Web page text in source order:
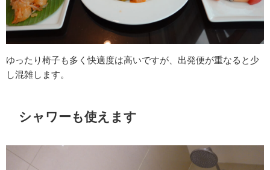
ゆったり椅子も多く快適度は高いですが、出発便が重なると少
し混雑します。
シャワーも使えます